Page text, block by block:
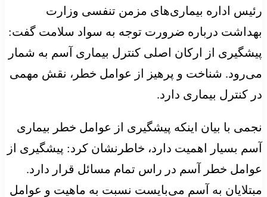
رئیس اداره بیماری‌های مزمن تنفسی وزارت
بهداشت درباره ضرورت توجه به سواد سلامت گفت:
پیشگیری از ارکان اصلی کنترل بیماری آسم به شمار
می‌رود. شناخت و پرهیز از عوامل خطر، نقش مهمی
در کنترل بیماری دارد.
نجمی با بیان اینکه پیشگیری از عوامل خطر بیماری
آسم بسیار اهمیت دارد، خاطرنشان کرد: پیشگیری از
عوامل خطر آسم در راس تمام مسائل قرار دارد.
مبتلایان به آسم می‌بایست نسبت به ماهیت و عوامل